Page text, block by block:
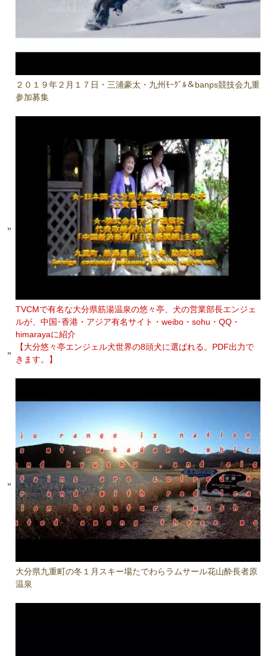
２０１９年２月１７日・三浦豪太・九州ﾓｰｸﾞﾙ＆banps競技会九重
参加募集
TVCMで有名な大分県筋湯温泉の悠々亭、犬の営業部長エンジェ
ルが、中国･香港・アジア有名サイト・weibo・sohu・QQ・
himarayaに紹介
【大分悠々亭エンジェル犬世界の8頭犬に選ばれる。PDF出力で
きます。】
大分県九重町の冬１月スキー場たでわらラムサール花山酔長者原
温泉